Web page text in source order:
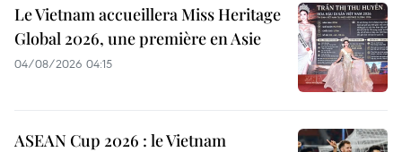
Le Vietnam accueillera Miss Heritage
Global 2026, une première en Asie
04/08/2026 04:15
ASEAN Cup 2026 : le Vietnam